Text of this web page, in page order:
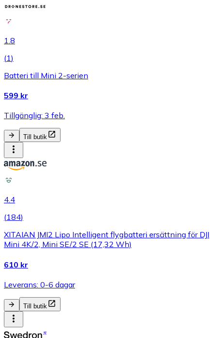
1.8
(1)
Batteri till Mini 2-serien
599 kr
Tillgänglig: 3 feb.
Till butik
4.4
(184)
XITAIAN JMI2 Lipo Intelligent flygbatteri ersättning för DJI
Mini 4K/2, Mini SE/2 SE (17,32 Wh)
610 kr
Leverans: 0-6 dagar
Till butik